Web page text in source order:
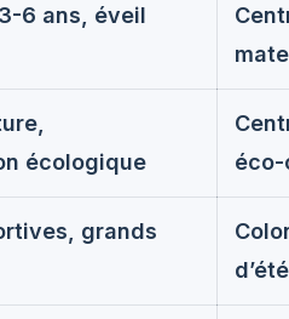
6 ans, éveil
écologique
grands
d’été